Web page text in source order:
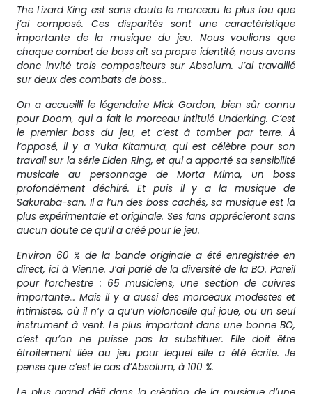
The Lizard King est sans doute le morceau le plus fou que
j’ai composé. Ces disparités sont une caractéristique
importante de la musique du jeu. Nous voulions que
chaque combat de boss ait sa propre identité, nous avons
donc invité trois compositeurs sur Absolum. J’ai travaillé
sur deux des combats de boss…
On a accueilli le légendaire Mick Gordon, bien sûr connu
pour Doom, qui a fait le morceau intitulé Underking. C’est
le premier boss du jeu, et c’est à tomber par terre. À
l’opposé, il y a Yuka Kitamura, qui est célèbre pour son
travail sur la série Elden Ring, et qui a apporté sa sensibilité
musicale au personnage de Morta Mima, un boss
profondément déchiré. Et puis il y a la musique de
Sakuraba-san. Il a l’un des boss cachés, sa musique est la
plus expérimentale et originale. Ses fans apprécieront sans
aucun doute ce qu’il a créé pour le jeu.
Environ 60 % de la bande originale a été enregistrée en
direct, ici à Vienne. J’ai parlé de la diversité de la BO. Pareil
pour l’orchestre : 65 musiciens, une section de cuivres
importante… Mais il y a aussi des morceaux modestes et
intimistes, où il n’y a qu’un violoncelle qui joue, ou un seul
instrument à vent. Le plus important dans une bonne BO,
c’est qu’on ne puisse pas la substituer. Elle doit être
étroitement liée au jeu pour lequel elle a été écrite. Je
pense que c’est le cas d’Absolum, à 100 %.